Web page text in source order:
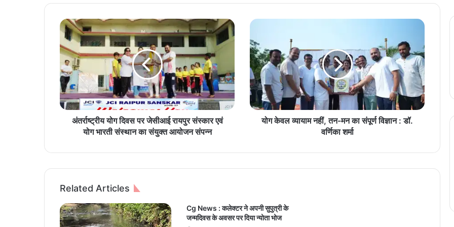
अं
त
र्रा
ष्ट्री
य
यो
ग
दि
व
जे
ई
रा
य
पु
अंतर्राष्ट्रीय योग दिवस पर जेसीआई रायपुर संस्कार एवं
योग भारती संस्थान का संयुक्त आयोजन संपन्न
यो
के
व
ल
व्या
या
म
न
न
सं
पू
योग केवल व्यायाम नहीं, तन-मन का संपूर्ण विज्ञान : डॉ.
वर्णिका शर्मा
Related Articles
Cg News : कलेक्टर ने अपनी सुपुत्री के
जन्मदिवस के अवसर पर दिया न्योता भोज